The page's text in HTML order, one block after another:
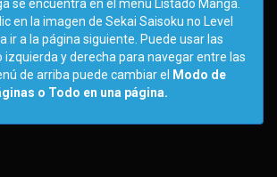
se encuentra en el menú Listado Manga.
en la imagen de Sekai Saisoku no Level
ir a la página siguiente. Puede usar las
izquierda y derecha para navegar entre las
de arriba puede cambiar el
Modo de
o Todo en una página.